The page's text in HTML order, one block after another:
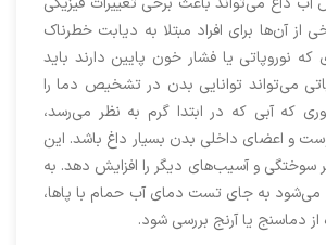
از آن‌ها برای افراد مبتلا به دیابت خطرناک
که نوروپاتی یا فشار خون پایین دارند باید
می‌تواند توانایی بدن در تشخیص دما را
که آبی که در ابتدا گرم به نظر می‌رسد،
و اعضای داخلی بدن بسیار داغ باشد. این
سوختگی و آسیب‌های دیگر را افزایش دهد. به
می‌شود به جای تست دمای آب حمام با پاها،
دماسنج یا آرنج بررسی شود.